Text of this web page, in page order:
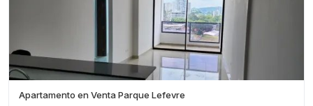
Apartamento en Venta Parque Lefevre